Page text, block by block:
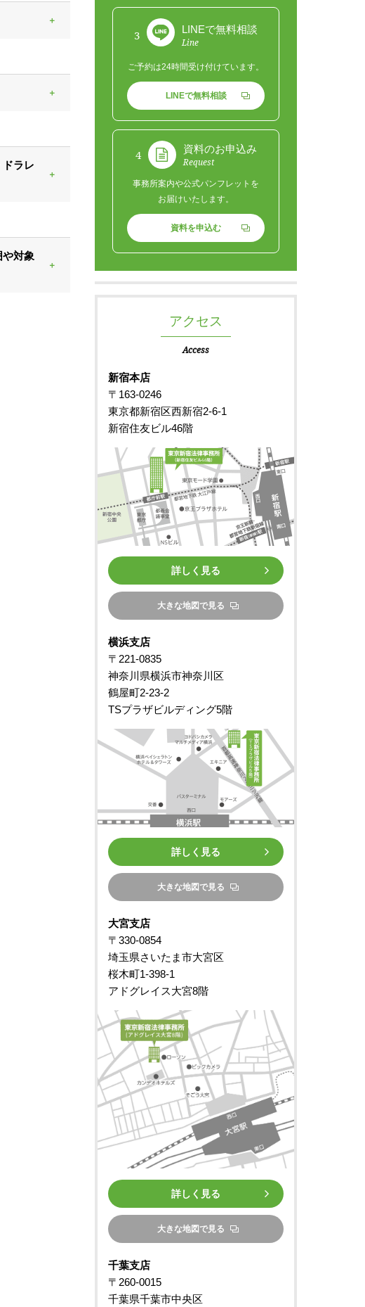
ラレ
対象
3
LINEで無料相談
Line
ご予約は24時間受け付けています。
LINEで無料相談
4
資料のお申込み
Request
事務所案内や公式パンフレットを
お届けいたします。
資料を申込む
アクセス
Access
新宿本店
〒163-0246
東京都新宿区西新宿2-6-1
新宿住友ビル46階
詳しく見る
大きな地図で見る
横浜支店
〒221-0835
神奈川県横浜市神奈川区
鶴屋町2-23-2
TSプラザビルディング5階
詳しく見る
大きな地図で見る
大宮支店
〒330-0854
埼玉県さいたま市大宮区
桜木町1-398-1
アドグレイス大宮8階
詳しく見る
大きな地図で見る
千葉支店
〒260-0015
千葉県千葉市中央区